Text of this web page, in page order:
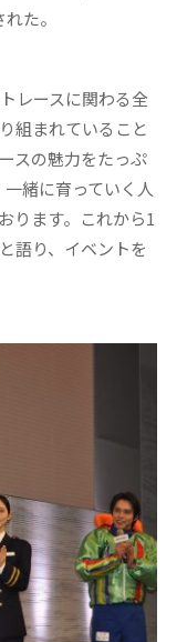
た。
レースに関わる全
組まれていること
スの魅力をたっぷ
緒に育っていく人
ります。これから1
語り、イベントを